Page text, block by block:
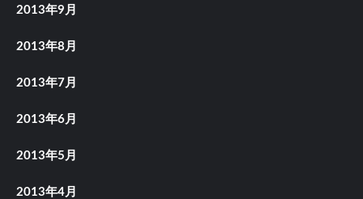
2013年9月
2013年8月
2013年7月
2013年6月
2013年5月
2013年4月